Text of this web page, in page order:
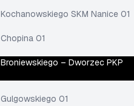
Kochanowskiego SKM Nanice 01
Chopina 01
Broniewskiego – Dworzec PKP
Gulgowskiego 01